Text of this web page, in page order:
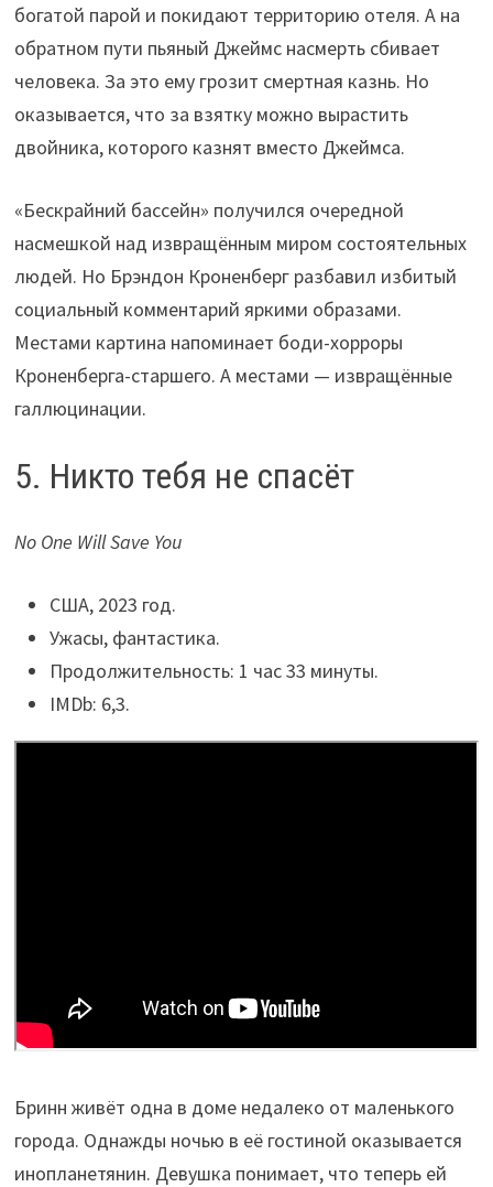
богатой парой и покидают территорию отеля. А на
обратном пути пьяный Джеймс насмерть сбивает
человека. За это ему грозит смертная казнь. Но
оказывается, что за взятку можно вырастить
двойника, которого казнят вместо Джеймса.
«Бескрайний бассейн» получился очередной
насмешкой над извращённым миром состоятельных
людей. Но Брэндон Кроненберг разбавил избитый
социальный комментарий яркими образами.
Местами картина напоминает боди-хорроры
Кроненберга-старшего. А местами — извращённые
галлюцинации.
5. Никто тебя не спасёт
No One Will Save You
США, 2023 год.
Ужасы, фантастика.
Продолжительность: 1 час 33 минуты.
IMDb: 6,3.
Бринн живёт одна в доме недалеко от маленького
города. Однажды ночью в её гостиной оказывается
инопланетянин. Девушка понимает, что теперь ей